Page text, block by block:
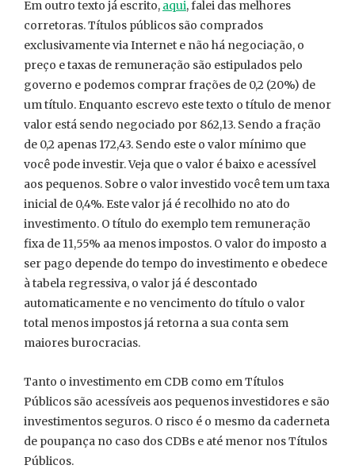
Em outro texto já escrito, aqui, falei das melhores
corretoras. Títulos públicos são comprados
exclusivamente via Internet e não há negociação, o
preço e taxas de remuneração são estipulados pelo
governo e podemos comprar frações de 0,2 (20%) de
um título. Enquanto escrevo este texto o título de menor
valor está sendo negociado por 862,13. Sendo a fração
de 0,2 apenas 172,43. Sendo este o valor mínimo que
você pode investir. Veja que o valor é baixo e acessível
aos pequenos. Sobre o valor investido você tem um taxa
inicial de 0,4%. Este valor já é recolhido no ato do
investimento. O título do exemplo tem remuneração
fixa de 11,55% aa menos impostos. O valor do imposto a
ser pago depende do tempo do investimento e obedece
à tabela regressiva, o valor já é descontado
automaticamente e no vencimento do título o valor
total menos impostos já retorna a sua conta sem
maiores burocracias.
Tanto o investimento em CDB como em Títulos
Públicos são acessíveis aos pequenos investidores e são
investimentos seguros. O risco é o mesmo da caderneta
de poupança no caso dos CDBs e até menor nos Títulos
Públicos.